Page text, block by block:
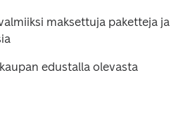
maksettuja paketteja ja
edustalla olevasta